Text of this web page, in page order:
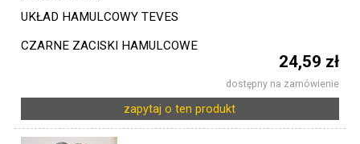
UKŁAD HAMULCOWY TEVES
CZARNE ZACISKI HAMULCOWE
24,59 zł
dostępny na zamówienie
zapytaj o ten produkt